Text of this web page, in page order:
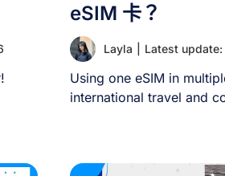
eSIM 卡？
Layla Latest
Using one eSIM in
international travel and